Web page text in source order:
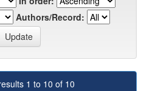
Authors/Record:
1 to 10 of 10